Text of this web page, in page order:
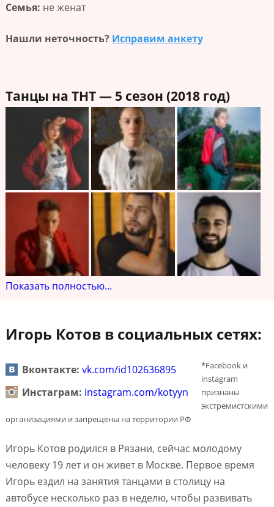
Семья: не женат
Нашли неточность? Исправим анкету
Танцы на ТНТ — 5 сезон (2018 год)
Показать полностью...
Игорь Котов в социальных сетях:
Вконтакте: vk.com/id102636895
Инстаграм: instagram.com/kotyyn
*Facebook и
instagram
признаны
экстремистскими
организациями и запрещены на территории РФ
Игорь Котов родился в Рязани, сейчас молодому
человеку 19 лет и он живет в Москве. Первое время
Игорь ездил на занятия танцами в столицу на
автобусе несколько раз в неделю, чтобы развивать